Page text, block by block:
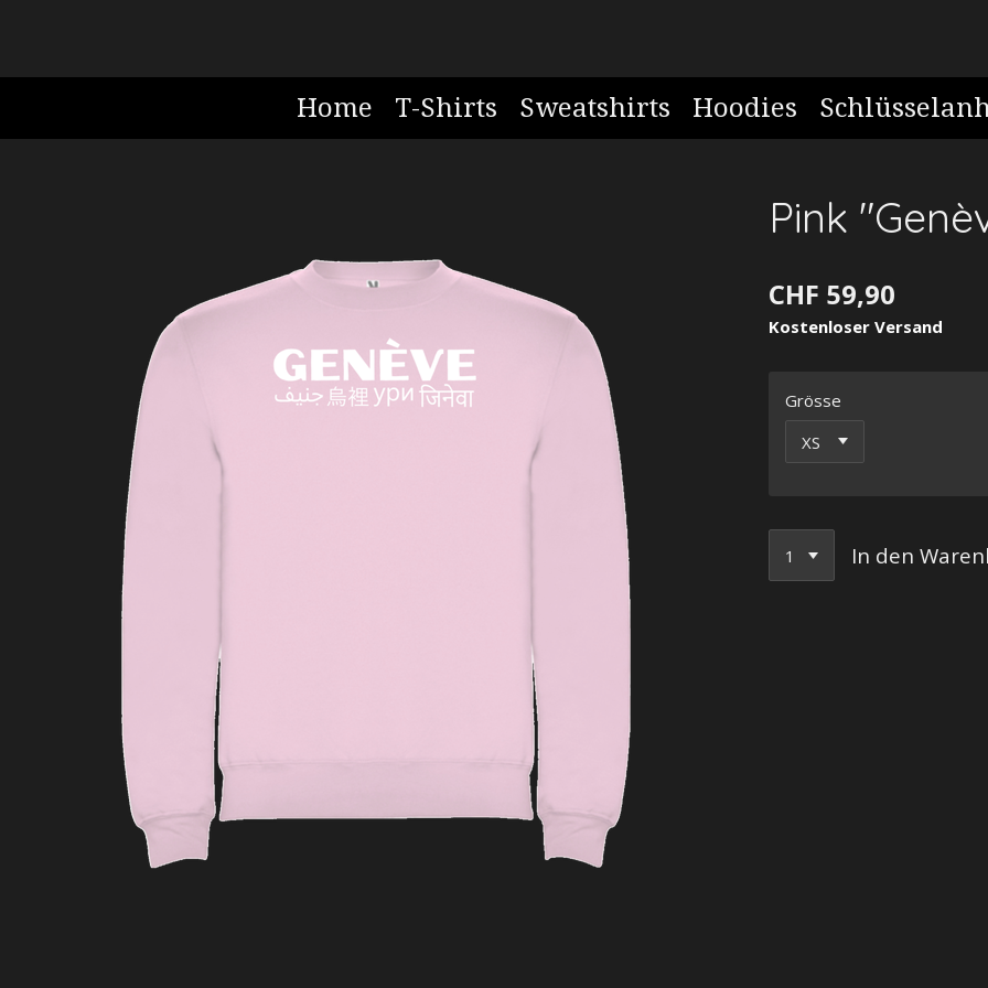
Home T-Shirts Sweatshirts Hoodies
Pink
CHF 59,90
Kostenloser Versand
Grösse
In den